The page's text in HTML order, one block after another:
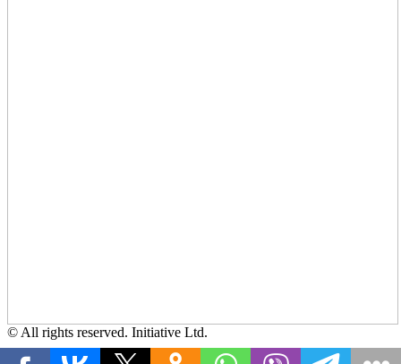
© All rights reserved. Initiative Ltd.